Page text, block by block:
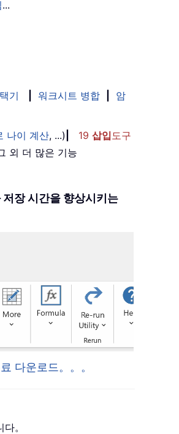
...
기 워크시트 병합
암
나이 계산, ...) 19 삽입도구
외 더 많은 기능
장 시간을 향상시키는
다운로드。。。
。